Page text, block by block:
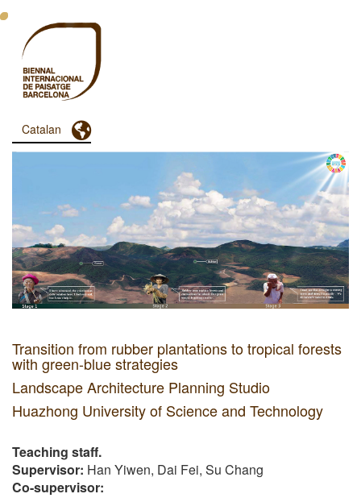
Vés
contingut
Menu
Dashboard
Catalan Toggle Dropdown
Transition from rubber plantations to tropical forests
with green-blue strategies
Landscape Architecture Planning Studio
Huazhong University of Science and Technology
Teaching staff.
Supervisor: Han Yiwen, Dai Fei, Su Chang
Co-supervisor: